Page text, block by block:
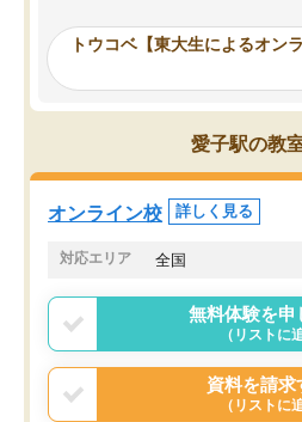
ーティングを行い、その講師で良
見てから講師を決定する事ができま
す。
うちの子は、初回面談の講師の方で
オンラインツールを使用した単語帳
共有があり宿題もそちらで出される
でした。
言う事で講師変更の申し出があり
まりに短期での変更だった為、塾
う事にして退会しました。遅れも
戻せ、授業内容や講師の方は良か
と思います。
トウコベ【東大生によるオン
愛子駅の教
オンライン校 詳しく見る
対応エリア 全国
無料体験を申
（リストに
資料を請求
（リストに